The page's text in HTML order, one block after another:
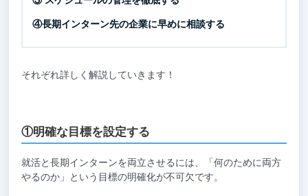
④長期インターン先の企業に早めに相談する
それぞれ詳しく解説していきます！
①明確な目標を設定する
就活と長期インターンを両立させるには、「何のために両方
やるのか」という目標の明確化が不可欠です。